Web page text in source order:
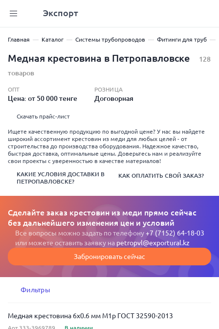
Экспорт
Главная Каталог Системы трубопроводов Фитинги для труб
Медная крестовина в Петропавловске
128
товаров
ОПТ
Цена: от 50 000 тенге
РОЗНИЦА
Договорная
Скачать прайс-лист
Ищете качественную продукцию по выгодной цене? У нас вы найдете
широкий ассортимент крестовин из меди для любых целей - от
строительства до производства оборудования. Надежное качество,
быстрая доставка, оптимальные цены. Доверьтесь нам и реализуйте
свои проекты с уверенностью в качестве материалов!
КАКИЕ УСЛОВИЯ ДОСТАВКИ В
ПЕТРОПАВЛОВСКЕ?
КАК ОПЛАТИТЬ СВОЙ ЗАКАЗ?
Сделайте заказ крестовин из меди прямо сейчас
без дальнейшего изменения цен и условий
Все вопросы можно задать по телефону+7 (7152) 64-18-03
или можете оставить заявку на petropvl@exportural.kz
Забронировать сейчас
Фильтры
Медная крестовина 6x0.6 мм М1р ГОСТ 32590-2013